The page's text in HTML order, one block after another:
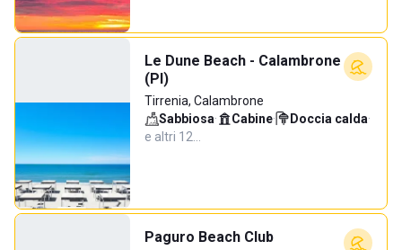
Le Dune Beach - Calambrone
(PI)
Tirrenia, Calambrone
Sabbiosa· Cabine· Doccia calda·
e altri 12…
Paguro Beach Club